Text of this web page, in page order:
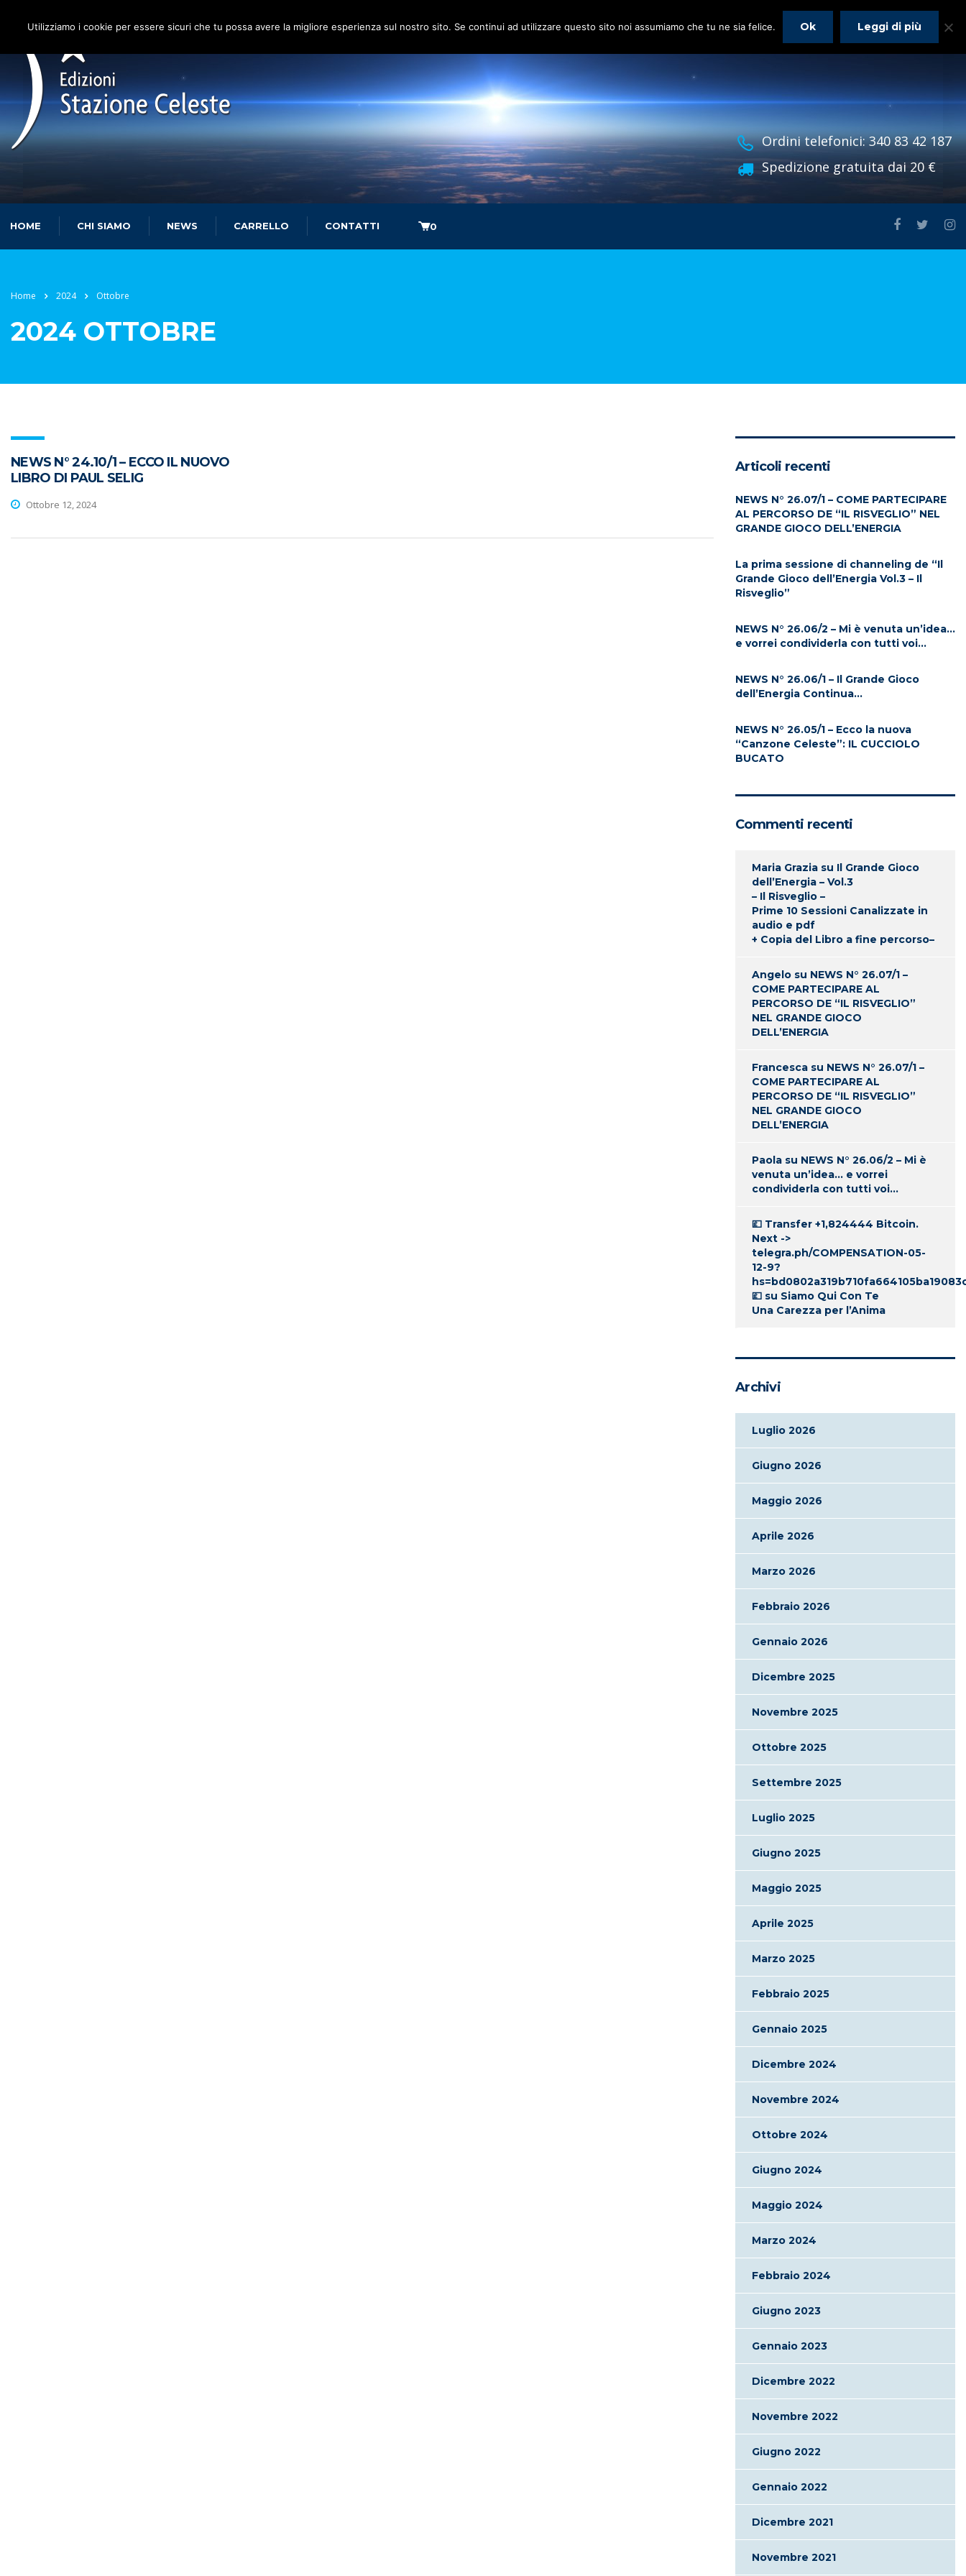
Ordini telefonici: 340 83 42 187
Spedizione gratuita dai 20 €
HOME CHI SIAMO NEWS CARRELLO CONTATTI 0
Home 2024 Ottobre
2024 OTTOBRE
NEWS N° 24.10/1 – ECCO IL NUOVO
LIBRO DI PAUL SELIG
Ottobre 12, 2024
Articoli recenti
NEWS N° 26.07/1 – COME PARTECIPARE
AL PERCORSO DE “IL RISVEGLIO” NEL
GRANDE GIOCO DELL’ENERGIA
La prima sessione di channeling de “Il
Grande Gioco dell’Energia Vol.3 – Il
Risveglio”
NEWS N° 26.06/2 – Mi è venuta un’idea…
e vorrei condividerla con tutti voi…
NEWS N° 26.06/1 – Il Grande Gioco
dell’Energia Continua…
NEWS N° 26.05/1 – Ecco la nuova
“Canzone Celeste”: IL CUCCIOLO
BUCATO
Commenti recenti
Maria Grazia su Il Grande Gioco
dell’Energia – Vol.3
– Il Risveglio –
Prime 10 Sessioni Canalizzate in
audio e pdf
+ Copia del Libro a fine percorso–
Angelo su NEWS N° 26.07/1 –
COME PARTECIPARE AL
PERCORSO DE “IL RISVEGLIO”
NEL GRANDE GIOCO
DELL’ENERGIA
Francesca su NEWS N° 26.07/1 –
COME PARTECIPARE AL
PERCORSO DE “IL RISVEGLIO”
NEL GRANDE GIOCO
DELL’ENERGIA
Paola su NEWS N° 26.06/2 – Mi è
venuta un’idea… e vorrei
condividerla con tutti voi…
💷 Transfer +1,824444 Bitcoin.
Next ->
telegra.ph/COMPENSATION-05-
12-9?
💷 su Siamo Qui Con Te
Una Carezza per l’Anima
Archivi
Luglio 2026
Giugno 2026
Maggio 2026
Aprile 2026
Marzo 2026
Febbraio 2026
Gennaio 2026
Dicembre 2025
Novembre 2025
Ottobre 2025
Settembre 2025
Luglio 2025
Giugno 2025
Maggio 2025
Aprile 2025
Marzo 2025
Febbraio 2025
Gennaio 2025
Dicembre 2024
Novembre 2024
Ottobre 2024
Giugno 2024
Maggio 2024
Marzo 2024
Febbraio 2024
Giugno 2023
Gennaio 2023
Dicembre 2022
Novembre 2022
Giugno 2022
Gennaio 2022
Dicembre 2021
Novembre 2021
Utilizziamo i cookie per essere sicuri che tu possa avere la migliore esperienza sul nostro sito. Se continui ad utilizzare questo sito noi assumiamo che tu ne sia felice. Ok Leggi di più